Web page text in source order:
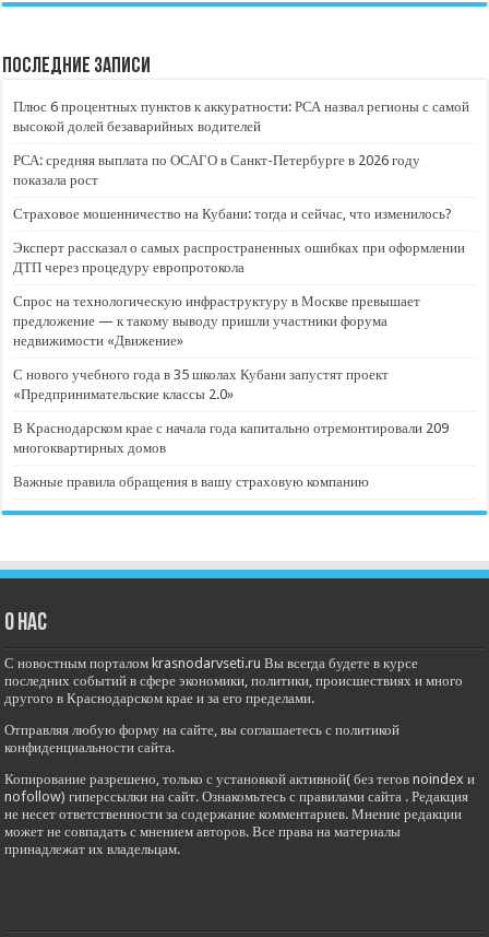
Последние записи
Плюс 6 процентных пунктов к аккуратности: РСА назвал регионы с самой
высокой долей безаварийных водителей
РСА: средняя выплата по ОСАГО в Санкт-Петербурге в 2026 году
показала рост
Страховое мошенничество на Кубани: тогда и сейчас, что изменилось?
Эксперт рассказал о самых распространенных ошибках при оформлении
ДТП через процедуру европротокола
Спрос на технологическую инфраструктуру в Москве превышает
предложение — к такому выводу пришли участники форума
недвижимости «Движение»
С нового учебного года в 35 школах Кубани запустят проект
«Предпринимательские классы 2.0»
В Краснодарском крае с начала года капитально отремонтировали 209
многоквартирных домов
Важные правила обращения в вашу страховую компанию
О нас
С новостным порталом krasnodarvseti.ru Вы всегда будете в курсе
последних событий в сфере экономики, политики, происшествиях и много
другого в Краснодарском крае и за его пределами.
Отправляя любую форму на сайте, вы соглашаетесь с политикой
конфиденциальности сайта.
Копирование разрешено, только с установкой активной( без тегов noindex и
nofollow) гиперссылки на сайт. Ознакомьтесь с правилами сайта . Редакция
не несет ответственности за содержание комментариев. Мнение редакции
может не совпадать с мнением авторов. Все права на материалы
принадлежат их владельцам.